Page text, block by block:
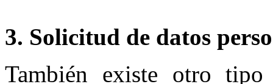
3. Solicitud de datos
También existe otro